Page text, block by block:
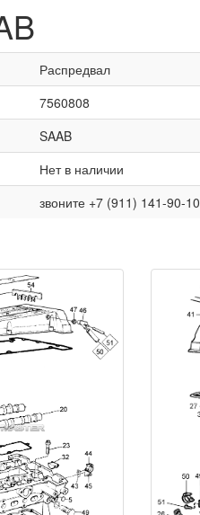
Распредвал
7560808
SAAB
Нет в наличии
звоните +7 (911) 141-90-10